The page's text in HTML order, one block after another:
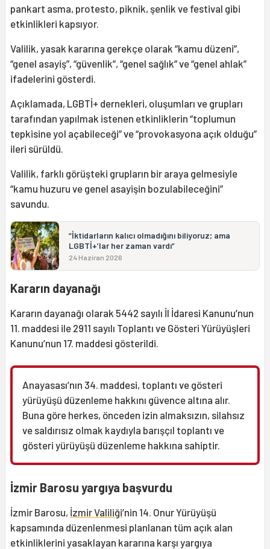
pankart asma, protesto, piknik, şenlik ve festival gibi
etkinlikleri kapsıyor.
Valilik, yasak kararına gerekçe olarak “kamu düzeni”,
“genel asayiş”, “güvenlik”, “genel sağlık” ve “genel ahlak”
ifadelerini gösterdi.
Açıklamada, LGBTİ+ dernekleri, oluşumları ve grupları
tarafından yapılmak istenen etkinliklerin “toplumun
tepkisine yol açabileceği” ve “provokasyona açık olduğu”
ileri sürüldü.
Valilik, farklı görüşteki grupların bir araya gelmesiyle
“kamu huzuru ve genel asayişin bozulabileceğini”
savundu.
“İktidarların kalıcı olmadığını biliyoruz; ama
LGBTİ+’lar her zaman vardı”
24 Haziran 2026
Kararın dayanağı
Kararın dayanağı olarak 5442 sayılı İl İdaresi Kanunu’nun
11. maddesi ile 2911 sayılı Toplantı ve Gösteri Yürüyüşleri
Kanunu’nun 17. maddesi gösterildi.
Anayasası’nın 34. maddesi, toplantı ve gösteri
yürüyüşü düzenleme hakkını güvence altına alır.
Buna göre herkes, önceden izin almaksızın, silahsız
ve saldırısız olmak kaydıyla barışçıl toplantı ve
gösteri yürüyüşü düzenleme hakkına sahiptir.
İzmir Barosu yargıya başvurdu
İzmir Barosu, İzmir Valiliği’nin 14. Onur Yürüyüşü
kapsamında düzenlenmesi planlanan tüm açık alan
etkinliklerini yasaklayan kararına karşı yargıya